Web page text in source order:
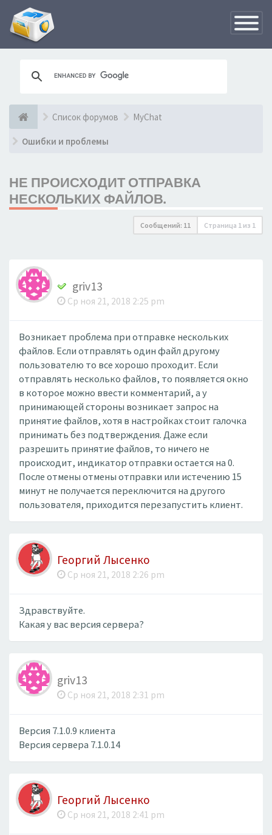
Список форумов MyChat
Ошибки и проблемы
НЕ ПРОИСХОДИТ ОТПРАВКА
НЕСКОЛЬКИХ ФАЙЛОВ.
Сообщений: 11 Страница 1 из 1
griv13
Ср ноя 21, 2018 2:25 pm
Возникает проблема при отправке нескольких
файлов. Если отправлять один файл другому
пользователю то все хорошо проходит. Если
отправлять несколько файлов, то появляется окно
в которое можно ввести комментарий, а у
принимающей стороны возникает запрос на
принятие файлов, хотя в настройках стоит галочка
принимать без подтверждения. Даже если
разрешить принятие файлов, то ничего не
происходит, индикатор отправки остается на 0.
После отмены отмены отправки или истечению 15
минут не получается переключится на другого
пользователя, приходится перезапустить клиент.
Георгий Лысенко
Ср ноя 21, 2018 2:26 pm
Здравствуйте.
Какая у вас версия сервера?
griv13
Ср ноя 21, 2018 2:31 pm
Версия 7.1.0.9 клиента
Версия сервера 7.1.0.14
Георгий Лысенко
Ср ноя 21, 2018 2:41 pm